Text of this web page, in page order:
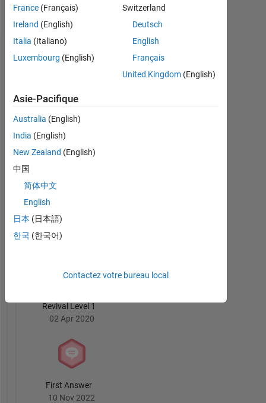
Message
Badges
Badges
MATLAB
Answers
Badges
Tout
12 Jan 2024
Revival Level 1
02 Apr 2020
First Answer
10 Nov 2022
France (Français)
Ireland (English)
Italia (Italiano)
Luxembourg (English)
Switzerland
Deutsch
English
Français
United Kingdom(English)
Asie-Pacifique
Australia (English)
India (English)
New Zealand (English)
中国
简体中文
English
日本 (日本語)
한국 (한국어)
Contactez votre bureau local